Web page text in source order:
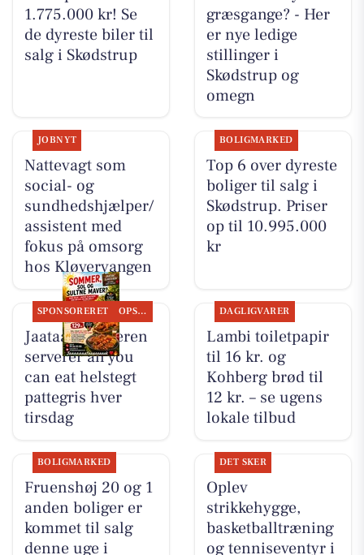
1.775.000 kr! Se
de dyreste biler til
salg i Skødstrup
græsgange? - Her
er nye ledige
stillinger i
Skødstrup og
omegn
JOBNYT
Nattevagt som
social- og
sundhedshjælper/
assistent med
fokus på omsorg
hos Kløvervangen
BOLIGMARKED
Top 6 over dyreste
boliger til salg i
Skødstrup. Priser
op til 10.995.000
kr
SPONSORERET OPSLAGSTAVLEN
Jaataak Slagteren
serverer all you
can eat helstegt
pattegris hver
tirsdag
DAGLIGVARER
Lambi toiletpapir
til 16 kr. og
Kohberg brød til
12 kr. – se ugens
lokale tilbud
BOLIGMARKED
Fruenshøj 20 og 1
anden boliger er
kommet til salg
denne uge i
DET SKER
Oplev
strikkehygge,
basketballtræning
og tenniseventyr i